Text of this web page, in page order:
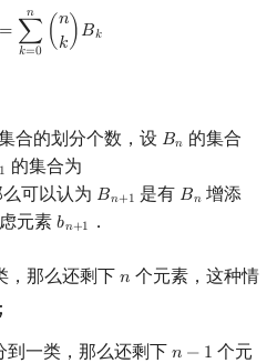
GUIDE
Code::Blocks
锦标赛排序
排序应用
树哈希
=
𝑛
∑
𝑘=0
( 𝑛
𝑘 )𝐵𝑘
k=0n (nk)
合的划分个数，设 𝐵𝑛
Bn 的集合
1 的集合为
么可以认为 𝐵𝑛+1
Bn+1 是有 𝐵𝑛
Bn 增添
元素𝑏𝑛+1
bn+1 ．
，那么还剩下 𝑛
n 个元素，这种情
;
到一类，那么还剩下 𝑛 − 1
n −1
个元